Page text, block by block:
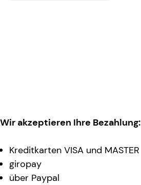
Wir akzeptieren Ihre Bezahlung:
Kreditkarten VISA und MASTER
giropay
über Paypal